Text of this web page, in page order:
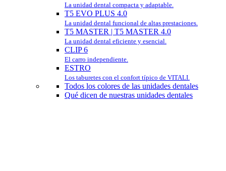
La unidad dental compacta y adaptable.
T5 EVO PLUS 4.0
La unidad dental funcional de altas prestaciones.
T5 MASTER | T5 MASTER 4.0
La unidad dental eficiente y esencial.
CLIP 6
El carro independiente.
ESTRO
Los taburetes con el confort típico de VITALI.
Todos los colores de las unidades dentales
Qué dicen de nuestras unidades dentales